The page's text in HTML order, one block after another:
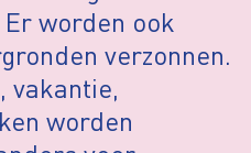
worden ook
verzonnen.
vakantie,
worden